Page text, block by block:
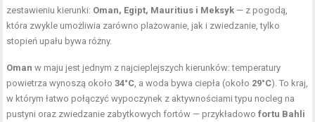
zestawieniu kierunki: Oman, Egipt, Mauritius i Meksyk — z pogodą,
która zwykle umożliwia zarówno plażowanie, jak i zwiedzanie, tylko
stopień upału bywa różny.
Oman w maju jest jednym z najcieplejszych kierunków: temperatury
powietrza wynoszą około34°C , a woda bywa ciepła (około 29°C). To kraj,
w którym łatwo połączyć wypoczynek z aktywnościami typu nocleg na
pustyni oraz zwiedzanie zabytkowych fortów — przykładowofortu Bahli